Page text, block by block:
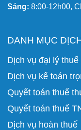
Sáng: 8:00-12h00,
DANH MỤC
Dịch vụ đại lý thuế
Dịch vụ kế toán
Quyết toán thuế
Quyết toán thuế
Dịch vụ hoàn thuế